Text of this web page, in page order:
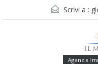
Scrivi a :
Agenzia